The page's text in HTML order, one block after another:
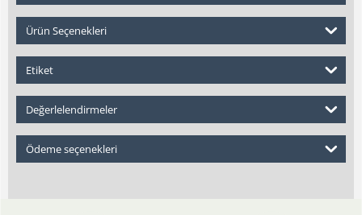
Ürün Seçenekleri
Etiket
Değerlelendirmeler
Ödeme seçenekleri